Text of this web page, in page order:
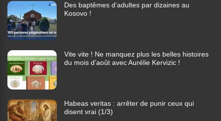
Des baptêmes d’adultes par dizaines au
Kosovo !
Vite vite ! Ne manquez plus les belles histoires
du mois d’août avec Aurélie Kervizic !
Habeas veritas : arrêter de punir ceux qui
disent vrai (1/3)